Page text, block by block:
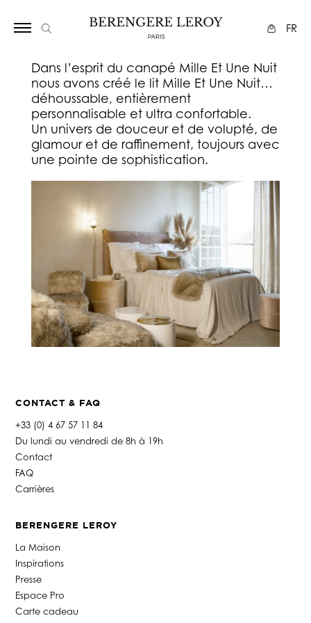
FR
Dans l’esprit du canapé Mille Et Une Nuit
nous avons créé le lit Mille Et Une Nuit…
déhoussable, entièrement
personnalisable et ultra confortable.
Un univers de douceur et de volupté, de
glamour et de raffinement, toujours avec
une pointe de sophistication.
CONTACT & FAQ
+33 (0) 4 67 57 11 84
Du lundi au vendredi de 8h à 19h
Contact
FAQ
Carrières
BERENGERE LEROY
La Maison
Inspirations
Presse
Espace Pro
Carte cadeau